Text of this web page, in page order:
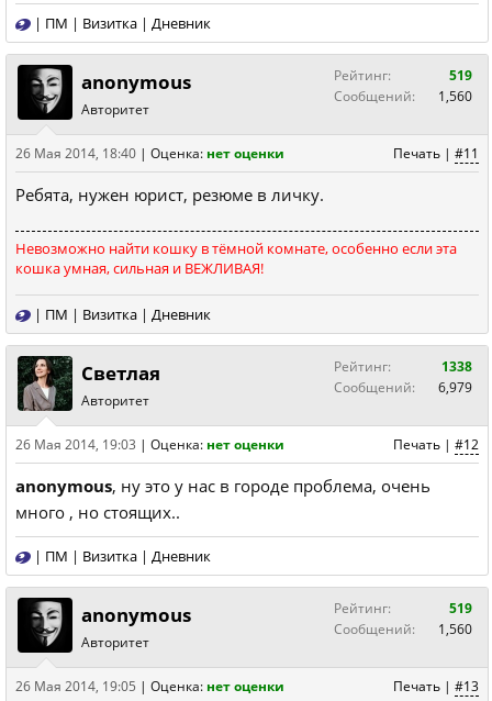
| ПМ | Визитка | Дневник
anonymous
Авторитет
Рейтинг:
519
Сообщений:
1,560
Печать | #11
26 Мая 2014, 18:40 | Оценка: нет оценки
Ребята, нужен юрист, резюме в личку.
Невозможно найти кошку в тёмной комнате, особенно если эта
кошка умная, сильная и ВЕЖЛИВАЯ!
| ПМ | Визитка | Дневник
Светлая
Авторитет
Рейтинг:
1338
Сообщений:
6,979
Печать | #12
26 Мая 2014, 19:03 | Оценка: нет оценки
anonymous, ну это у нас в городе проблема, очень
много , но стоящих..
| ПМ | Визитка | Дневник
anonymous
Авторитет
Рейтинг:
519
Сообщений:
1,560
Печать | #13
26 Мая 2014, 19:05 | Оценка: нет оценки